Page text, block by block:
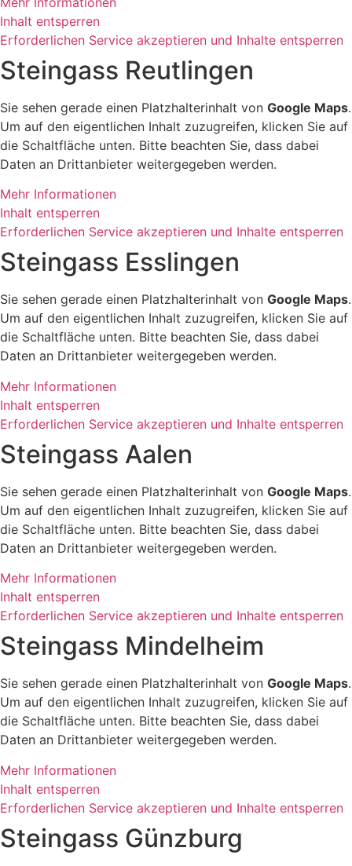
Inhalt entsperren
Erforderlichen Service akzeptieren und Inhalte entsperren
Steingass Reutlingen
Sie sehen gerade einen Platzhalterinhalt von Google Maps.
Um auf den eigentlichen Inhalt zuzugreifen, klicken Sie auf
die Schaltfläche unten. Bitte beachten Sie, dass dabei
Daten an Drittanbieter weitergegeben werden.
Mehr Informationen
Inhalt entsperren
Erforderlichen Service akzeptieren und Inhalte entsperren
Steingass Esslingen
Sie sehen gerade einen Platzhalterinhalt von Google Maps.
Um auf den eigentlichen Inhalt zuzugreifen, klicken Sie auf
die Schaltfläche unten. Bitte beachten Sie, dass dabei
Daten an Drittanbieter weitergegeben werden.
Mehr Informationen
Inhalt entsperren
Erforderlichen Service akzeptieren und Inhalte entsperren
Steingass Aalen
Sie sehen gerade einen Platzhalterinhalt von Google Maps.
Um auf den eigentlichen Inhalt zuzugreifen, klicken Sie auf
die Schaltfläche unten. Bitte beachten Sie, dass dabei
Daten an Drittanbieter weitergegeben werden.
Mehr Informationen
Inhalt entsperren
Erforderlichen Service akzeptieren und Inhalte entsperren
Steingass Mindelheim
Sie sehen gerade einen Platzhalterinhalt von Google Maps.
Um auf den eigentlichen Inhalt zuzugreifen, klicken Sie auf
die Schaltfläche unten. Bitte beachten Sie, dass dabei
Daten an Drittanbieter weitergegeben werden.
Mehr Informationen
Inhalt entsperren
Erforderlichen Service akzeptieren und Inhalte entsperren
Steingass Günzburg